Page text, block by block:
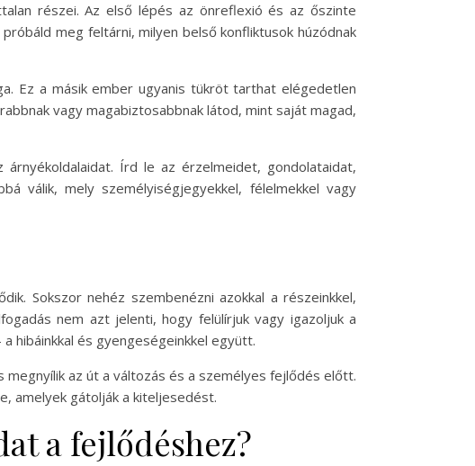
részei. Az első lépés az önreflexió és az őszinte
meg feltárni, milyen belső konfliktusok húzódnak
Ez a másik ember ugyanis tükröt tarthat elégedetlen
vagy magabiztosabbnak látod, mint saját magad,
Írd le az érzelmeidet, gondolataidat,
válik, mely személyiségjegyekkel, félelmekkel vagy
Sokszor nehéz szembenézni azokkal a részeinkkel,
nem azt jelenti, hogy felülírjuk vagy igazoljuk a
hibáinkkal és gyengeségeinkkel együtt.
az út a változás és a személyes fejlődés előtt.
amelyek gátolják a kiteljesedést.
a fejlődéshez?